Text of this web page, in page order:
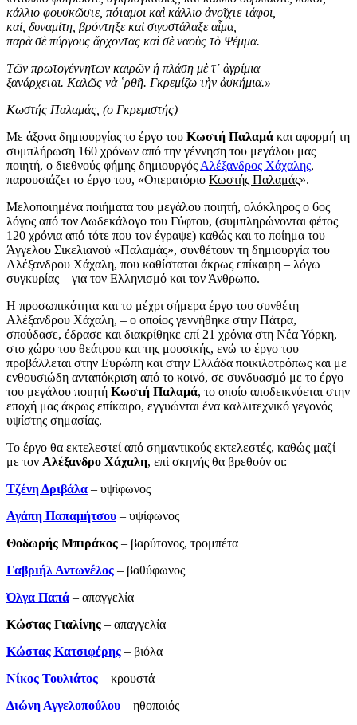
κάλλιο φουσκῶστε, πόταμοι καὶ κάλλιο ἀνοῖχτε τάφοι,
καί, δυναμίτη, βρόντηξε καὶ σιγοστάλαξε αἷμα,
παρὰ σὲ πύργους ἄρχοντας καὶ σὲ ναοὺς τὸ Ψέμμα.
Τῶν πρωτογέννητων καιρῶν ἡ πλάση μὲ τ᾿ ἀγρίμια
ξανάρχεται. Καλῶς νὰ ῾ρθῆ. Γκρεμίζω τὴν ἀσκήμια.»
Κωστής Παλαμάς, (ο Γκρεμιστής)
Με άξονα δημιουργίας το έργο του Κωστή Παλαμά και αφορμή τη
συμπλήρωση 160 χρόνων από την γέννηση του μεγάλου μας
ποιητή, ο διεθνούς φήμης δημιουργός Αλέξανδρος Χάχαλης,
παρουσιάζει το έργο του, «Οπερατόριο Κωστής Παλαμάς».
Μελοποιημένα ποιήματα του μεγάλου ποιητή, ολόκληρος ο 6ος
λόγος από τον Δωδεκάλογο του Γύφτου, (συμπληρώνονται φέτος
120 χρόνια από τότε που τον έγραψε) καθώς και το ποίημα του
Άγγελου Σικελιανού «Παλαμάς», συνθέτουν τη δημιουργία του
Αλέξανδρου Χάχαλη, που καθίσταται άκρως επίκαιρη – λόγω
συγκυρίας – για τον Ελληνισμό και τον Άνθρωπο.
Η προσωπικότητα και το μέχρι σήμερα έργο του συνθέτη
Αλέξανδρου Χάχαλη, – ο οποίος γεννήθηκε στην Πάτρα,
σπούδασε, έδρασε και διακρίθηκε επί 21 χρόνια στη Νέα Υόρκη,
στο χώρο του θεάτρου και της μουσικής, ενώ το έργο του
προβάλλεται στην Ευρώπη και στην Ελλάδα ποικιλοτρόπως και με
ενθουσιώδη ανταπόκριση από το κοινό, σε συνδυασμό με το έργο
του μεγάλου ποιητή Κωστή Παλαμά, το οποίο αποδεικνύεται στην
εποχή μας άκρως επίκαιρο, εγγυώνται ένα καλλιτεχνικό γεγονός
υψίστης σημασίας.
Το έργο θα εκτελεστεί από σημαντικούς εκτελεστές, καθώς μαζί
με τον Αλέξανδρο Χάχαλη, επί σκηνής θα βρεθούν οι:
Τζένη Δριβάλα – υψίφωνος
Αγάπη Παπαμήτσου – υψίφωνος
Θοδωρής Μπιράκος – βαρύτονος, τρομπέτα
Γαβριήλ Αντωνέλος – βαθύφωνος
Όλγα Παπά – απαγγελία
Κώστας Γιαλίνης ­– απαγγελία
Κώστας Κατσιφέρης – βιόλα
Νίκος Τουλιάτος – κρουστά
Διώνη Αγγελοπούλου – ηθοποιός